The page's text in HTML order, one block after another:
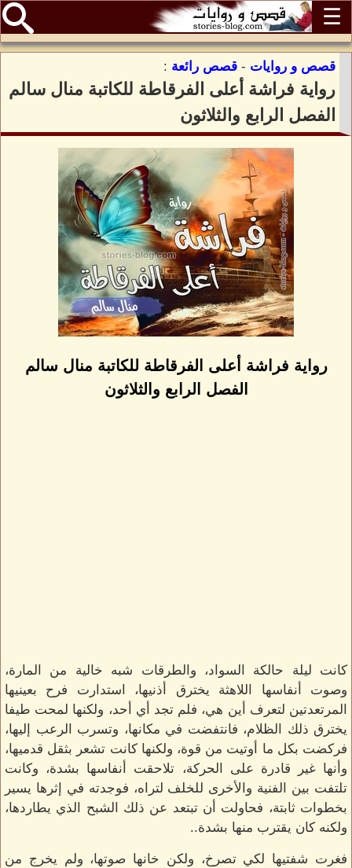
☰
قصص و روايات - قصص رائعة :
رواية فراشة أعلى الفرقاطة للكاتبة منال سالم
الفصل الرابع والثلاثون
رواية فراشة أعلى الفرقاطة للكاتبة منال سالم
الفصل الرابع والثلاثون
كانت ليلة حالكة السواد، والطرقات شبه خالية من المارة،
وصوت أنفاسها اللاهثة يخترق أذنيها، استدارت فرح بعينيها
المرتعدتين لتعرف أين هي، فلم تجد أي أحد، ولكنها لمحت طيفا
يخترق ذلك الظلام، فانتفضت في مكانها، وتسرب الرعب إليها،
فركضت بكل ما أوتيت من قوة، ولكنها كانت تشعر بثقل قدميها،
وأنها غير قادرة على الحركة، تلاحقت أنفاسها بشدة، وكانت
تلتفت بين الفنية والأخرى للخلف لتراه، فوجدته في إثرها يسير
بخطوات ثابتة، فحاولت أن تبتعد عن ذلك الشبح الذي يطاردها،
ولكنه كان يقترب منها بشدة..
فغرت شفتيها لكي تصرخ، ولكن خانها صوتها، ولم يخرج من